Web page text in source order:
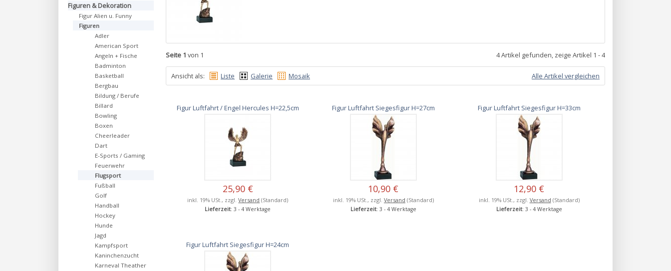
Seite 1 von 1 4 Artikel gefunden, zeige Artikel 1 - 4
Ansicht als: Liste Galerie Mosaik Alle Artikel vergleichen
Figur Luftfahrt / Engel Hercules H=22,5cm
25,90 €
inkl. 19% USt., zzgl.Versand (Standard)
Lieferzeit: 3 - 4 Werktage
Figur Luftfahrt Siegesfigur H=27cm
10,90 €
inkl. 19% USt., zzgl. Versand (Standard)
Lieferzeit: 3 - 4 Werktage
Figur Luftfahrt Siegesfigur H=33cm
12,90 €
inkl. 19% USt., zzgl. Versand (Standard)
Lieferzeit: 3 - 4 Werktage
Figur Luftfahrt Siegesfigur H=24cm
Figuren & Dekoration
Figur Alien u. Funny
Figuren
Adler
American Sport
Angeln + Fische
Badminton
Basketball
Bergbau
Bildung / Berufe
Billard
Bowling
Boxen
Cheerleader
Dart
E-Sports / Gaming
Feuerwehr
Flugsport
Fußball
Golf
Handball
Hockey
Hunde
Jagd
Kampfsport
Kaninchenzucht
Karneval Theather